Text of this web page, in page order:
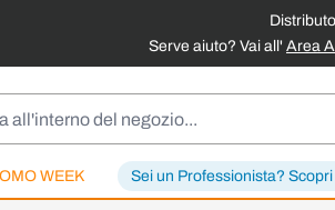
Serve aiuto? Vai all' Area
WEEK Sei un Professionista?